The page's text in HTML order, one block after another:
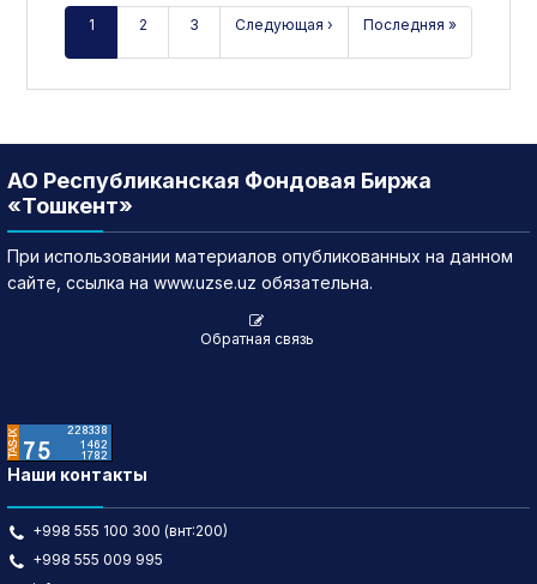
1 2 3 Следующая › Последняя »
АО Республиканская Фондовая Биржа
«Тошкент»
При использовании материалов опубликованных на данном
сайте, ссылка на www.uzse.uz обязательна.
Обратная связь
Наши контакты
+998 555 100 300 (внт:200)
+998 555 009 995